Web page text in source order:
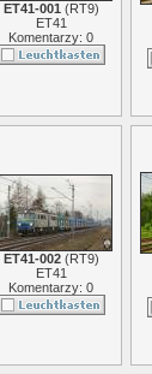
ET41-001 (RT9)
ET41
Komentarzy: 0
ET41-002(RT9)
ET41
Komentarzy: 0